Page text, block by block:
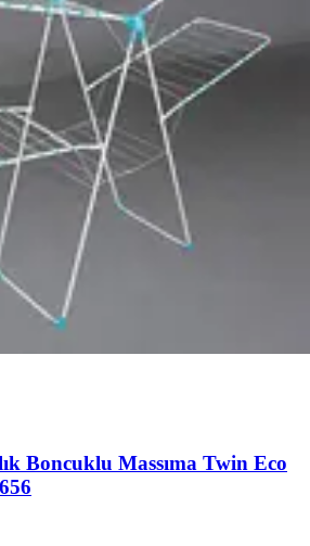
Boncuklu Massıma Twin Eco